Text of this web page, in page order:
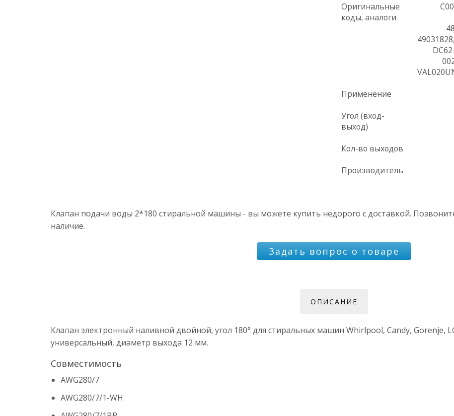
Оригинальные
коды, аналоги
Применение
Угол (вход-
выход)
Кол-во выходов
Производитель
Клапан подачи воды 2*180 стиральной машины - вы можете купить недорого с доставкой.
наличие.
Задать вопрос о товаре
ОПИСАНИЕ
Клапан электронный наливной двойной, угол 180° для стиральных машин Whirlpool, Candy, Gorenje,
универсальный, диаметр выхода 12 мм.
Совместимость
AWG280/7
AWG280/7/1-WH